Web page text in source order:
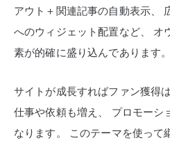
アウト＋関連記事の自動表示、
へのウィジェット配置など、
オ
素が的確に盛り込んであります。
サイトが成長すればファン獲得
仕事や依頼も増え、
プロモーシ
なります。
このテーマを使って